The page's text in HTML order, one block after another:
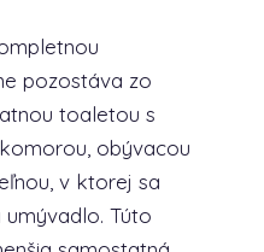
pozostáva zo
toaletou s
obývacou
v ktorej sa
Túto